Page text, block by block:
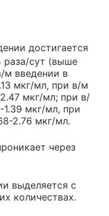
достигается
раза/сут (выше
м введении в
мкг/мл, при в/м
мкг/мл; при в/
1.39 мкг/мл, при
2.76 мкг/мл.
через
выделяется с
количествах.